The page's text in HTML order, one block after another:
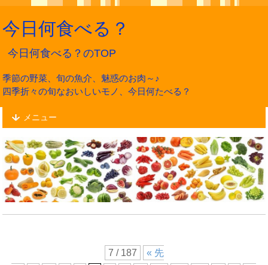
今日何食べる？
今日何食べる？のTOP
季節の野菜、旬の魚介、魅惑のお肉～♪
四季折々の旬なおいしいモノ、今日何たべる？
メニュー
7 / 187
« 先